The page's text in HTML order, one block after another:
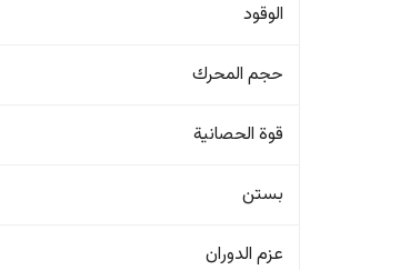
الوقود
حجم المحرك
قوة الحصانية
بستن
عزم الدوران